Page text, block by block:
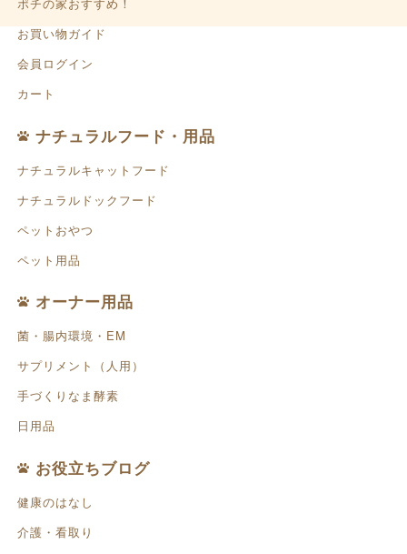
お買い物ガイド
会員ログイン
カート
ナチュラルフード・用品
ナチュラルキャットフード
ナチュラルドックフード
ペットおやつ
ペット用品
オーナー用品
菌・腸内環境・EM
サプリメント（人用）
手づくりなま酵素
日用品
お役立ちブログ
健康のはなし
介護・看取り